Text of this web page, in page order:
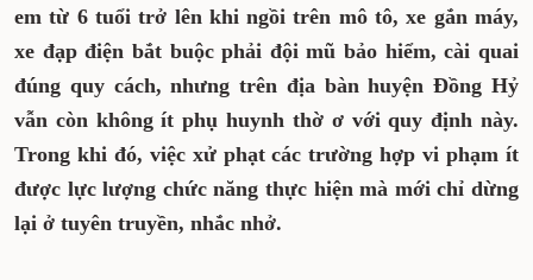
em từ 6 tuổi trở lên khi ngồi trên mô tô, xe gắn máy,
xe đạp điện bắt buộc phải đội mũ bảo hiểm, cài quai
đúng quy cách, nhưng trên địa bàn huyện Đồng Hỷ
vẫn còn không ít phụ huynh thờ ơ với quy định này.
Trong khi đó, việc xử phạt các trường hợp vi phạm ít
được lực lượng chức năng thực hiện mà mới chỉ dừng
lại ở tuyên truyền, nhắc nhở.